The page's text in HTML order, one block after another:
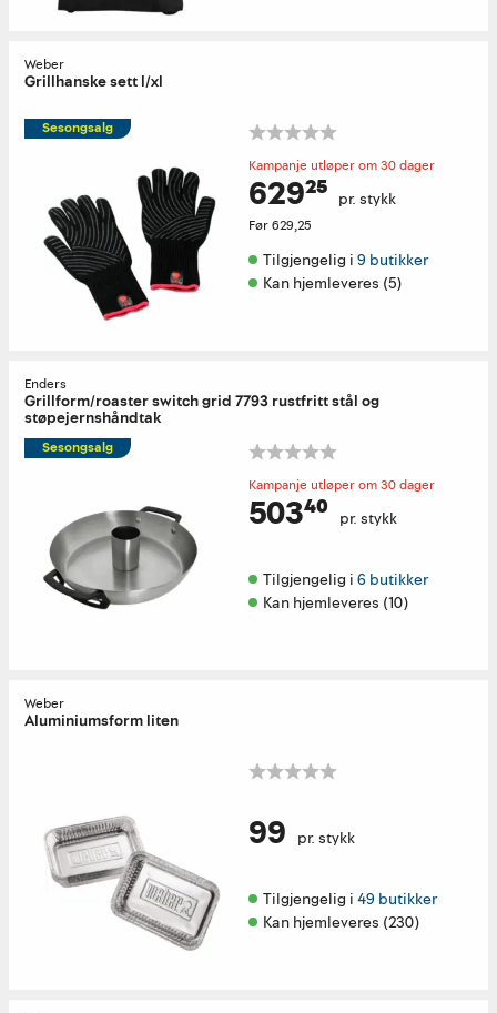
Weber
Grillhanske sett l/xl
Sesongsalg
Kampanje utløper om 30 dager
629²⁵ pr. stykk
Før629,25
Tilgjengelig i 9 butikker
Kan hjemleveres (5)
Enders
Grillform/roaster switch grid 7793 rustfritt stål og
støpejernshåndtak
Sesongsalg
Kampanje utløper om 30 dager
503⁴⁰ pr. stykk
Tilgjengelig i 6 butikker
Kan hjemleveres (10)
Weber
Aluminiumsform liten
99 pr. stykk
Tilgjengelig i 49 butikker
Kan hjemleveres (230)